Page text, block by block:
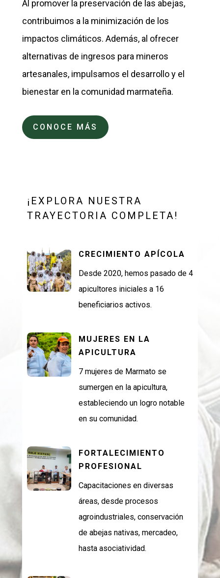
Al promover la preservación de las abejas,
contribuimos a la minimización de los
impactos climáticos. Además, al ofrecer
alternativas de ingresos para mineros
artesanales, impulsamos el desarrollo y el
bienestar en la comunidad marmateña.
CONOCE MÁS
¡EXPLORA NUESTRA
TRAYECTORIA COMPLETA!
CRECIMIENTO APÍCOLA
Desde 2020, hemos pasado de 4
apicultores iniciales a 16
beneficiarios activos.
MUJERES EN LA
APICULTURA
7 mujeres de Marmato se
sumergen en la apicultura,
estableciendo un logro notable
en su comunidad.
FORTALECIMIENTO
PROFESIONAL
Capacitaciones en diversas
áreas, desde procesos
agroindustriales, conservación
de abejas nativas, mercadeo,
hasta asociatividad.